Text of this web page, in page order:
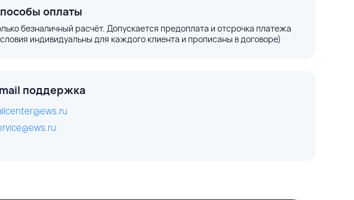
оплаты
безналичный расчёт. Допускается предоплата и отсрочка платежа
индивидуальны для каждого клиента и прописаны в договоре)
поддержка